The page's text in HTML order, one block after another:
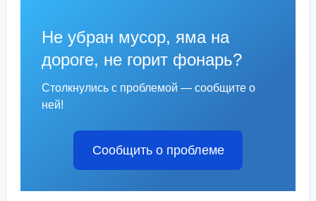
Не убран мусор, яма на
дороге, не горит фонарь?
Столкнулись с проблемой — сообщите о
ней!
Сообщить о проблеме